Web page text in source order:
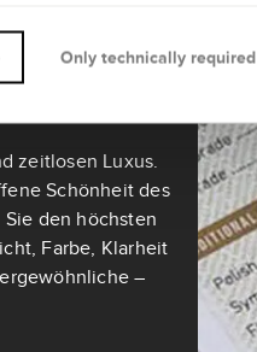
Karat sind mit
Maßstab für
zeitlosen Luxus.
Schönheit des
den höchsten
Farbe, Klarheit
–
Only technically required